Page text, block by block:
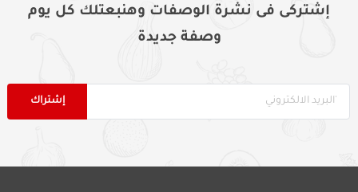
إشتركى فى نشرة الوصفات وهنبعتلك كل يوم
وصفة جديدة